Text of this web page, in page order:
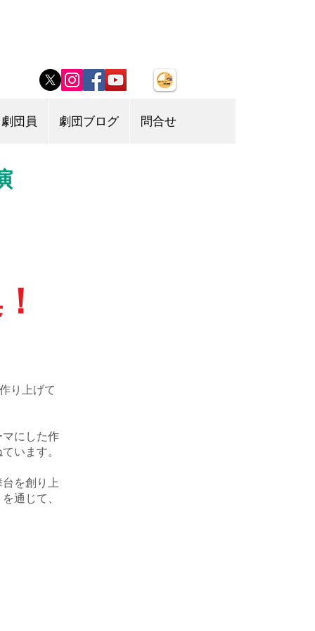
劇団員 劇団ブログ 問合せ
り上げて
にした作
います。
を創り上
通じて、